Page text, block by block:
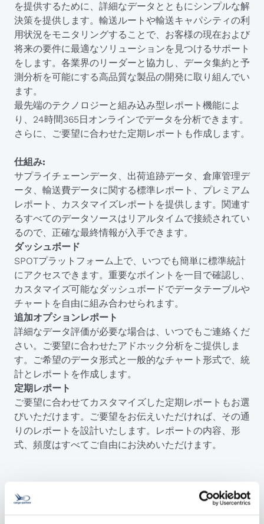
を提供するために、詳細なデータとともにシンプルな解
決策を提供します。輸送ルートや輸送キャパシティの利
用状況をモニタリングすることで、お客様の現在および
将来の要件に最適なソリューションを見つけるサポート
をします。各業界のリーダーと協力し、データ集約と予
測分析を可能にする高品質な製品の開発に取り組んでい
ます。
最先端のテクノロジーと組み込み型レポート機能によ
り、24時間365日オンラインでデータを分析できます。
さらに、ご要望に合わせた定期レポートも作成します。
仕組み:
サプライチェーンデータ、出荷追跡データ、倉庫管理デ
ータ、輸送費データに関する標準レポート、プレミアム
レポート、カスタマイズレポートを提供します。関連す
るすべてのデータソースはリアルタイムで接続されてい
るので、正確な最終情報が入手できます。
ダッシュボード
SPOTプラットフォーム上で、いつでも簡単に標準統計
にアクセスできます。重要なポイントを一目で確認し、
カスタマイズ可能なダッシュボードでデータテーブルや
チャートを自由に組み合わせられます。
追加オプションレポート
詳細なデータ評価が必要な場合は、いつでもご連絡くだ
さい。ご要望に合わせたアドホック分析をご提供しま
す。ご希望のデータ形式と一般的なチャート形式で、統
計とレポートを作成します。
定期レポート
ご要望に合わせてカスタマイズした定期レポートもお選
びいただけます。ご要望をお伝えいただければ、その通
りのレポートを設計いたします。レポートの内容、形
式、頻度はすべてご自由にお決めいただけます。